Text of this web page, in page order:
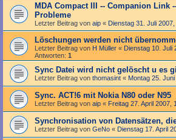
MDA Compact III -- Companion Link
Probleme
Letzter Beitrag von aip « Dienstag 31. Juli 2007,
Löschungen werden nicht
Letzter Beitrag von H Müller « Dienstag 10. Juli
Antworten: 1
Sync Datei wird nicht gelöscht u es
Letzter Beitrag von thomasint « Montag 25.
Sync. ACT!6 mit Nokia N80 oder N95
Letzter Beitrag von aip « Freitag 27. April 2007,
Synchronisation von Datensätzen,
Letzter Beitrag von GeNo « Dienstag 17. April